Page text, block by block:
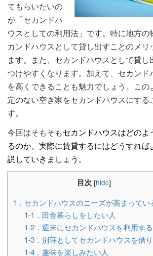
てもらいたいの
が「セカンドハ
ウスとしての利用法」です。特に地方の
カンドハウスとして貸し出すことのメリ
ます。また、セカンドハウスとして貸し
つけやすくなります。加えて、セカンド
を高くできることも魅力でしょう。この
定のない空き家をセカンドハウスにす
す。
今回はそもそもセカンドハウスはどの
るのか、実際に賃貸するにはどうすれ
説していきましょう 。
目次 [hide]
1．セカンドハウスのニーズが高まってい
1-1．田舎暮らしをしたい人
1-2．週末にセカンドハウスを利用する
1-3．別荘としてセカンドハウスを借
1-4．趣味を楽しみたい人